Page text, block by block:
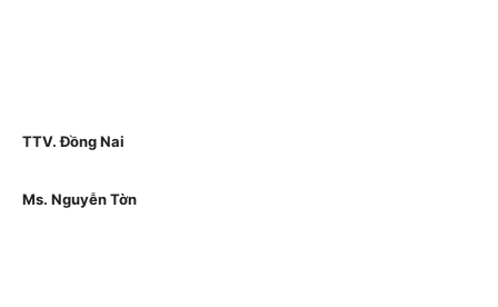
TTV. Đồng Nai
Ms. Nguyễn Tờn